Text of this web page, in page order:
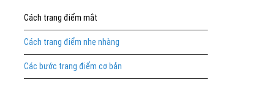
Cách trang điểm mắt
Cách trang điểm nhẹ nhàng
Các bước trang điểm cơ bản